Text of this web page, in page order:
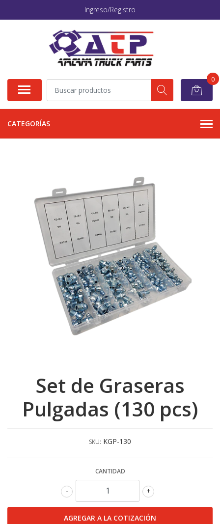
Ingreso/Registro
0
CATEGORÍAS
Set de Graseras
Pulgadas (130 pcs)
SKU: KGP-130
CANTIDAD
+
-